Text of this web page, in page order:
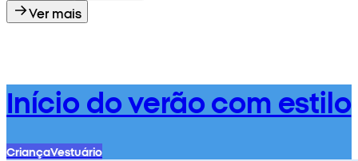
Ver mais
Início do verão com estilo
CriançaVestuário